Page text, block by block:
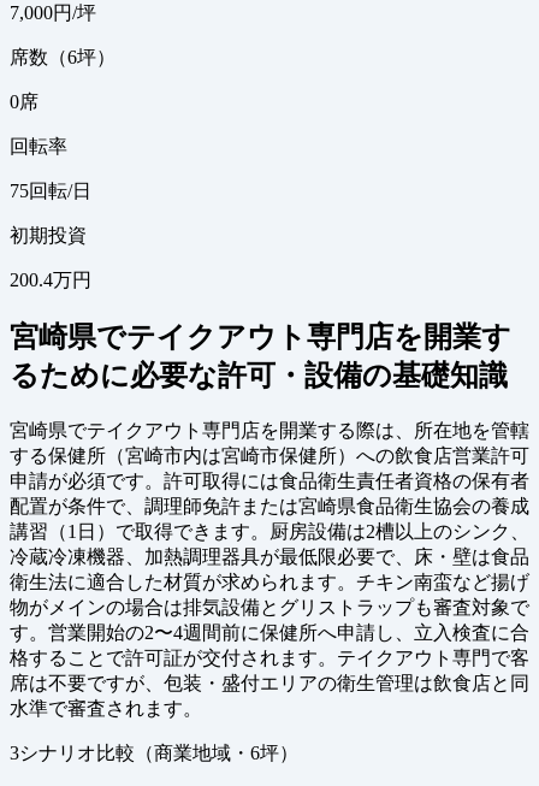
7,000円/坪
席数（6坪）
0席
回転率
75回転/日
初期投資
200.4万円
宮崎県でテイクアウト専門店を開業す
るために必要な許可・設備の基礎知識
宮崎県でテイクアウト専門店を開業する際は、所在地を管轄
する保健所（宮崎市内は宮崎市保健所）への飲食店営業許可
申請が必須です。許可取得には食品衛生責任者資格の保有者
配置が条件で、調理師免許または宮崎県食品衛生協会の養成
講習（1日）で取得できます。厨房設備は2槽以上のシンク、
冷蔵冷凍機器、加熱調理器具が最低限必要で、床・壁は食品
衛生法に適合した材質が求められます。チキン南蛮など揚げ
物がメインの場合は排気設備とグリストラップも審査対象で
す。営業開始の2〜4週間前に保健所へ申請し、立入検査に合
格することで許可証が交付されます。テイクアウト専門で客
席は不要ですが、包装・盛付エリアの衛生管理は飲食店と同
水準で審査されます。
3シナリオ比較（商業地域・6坪）